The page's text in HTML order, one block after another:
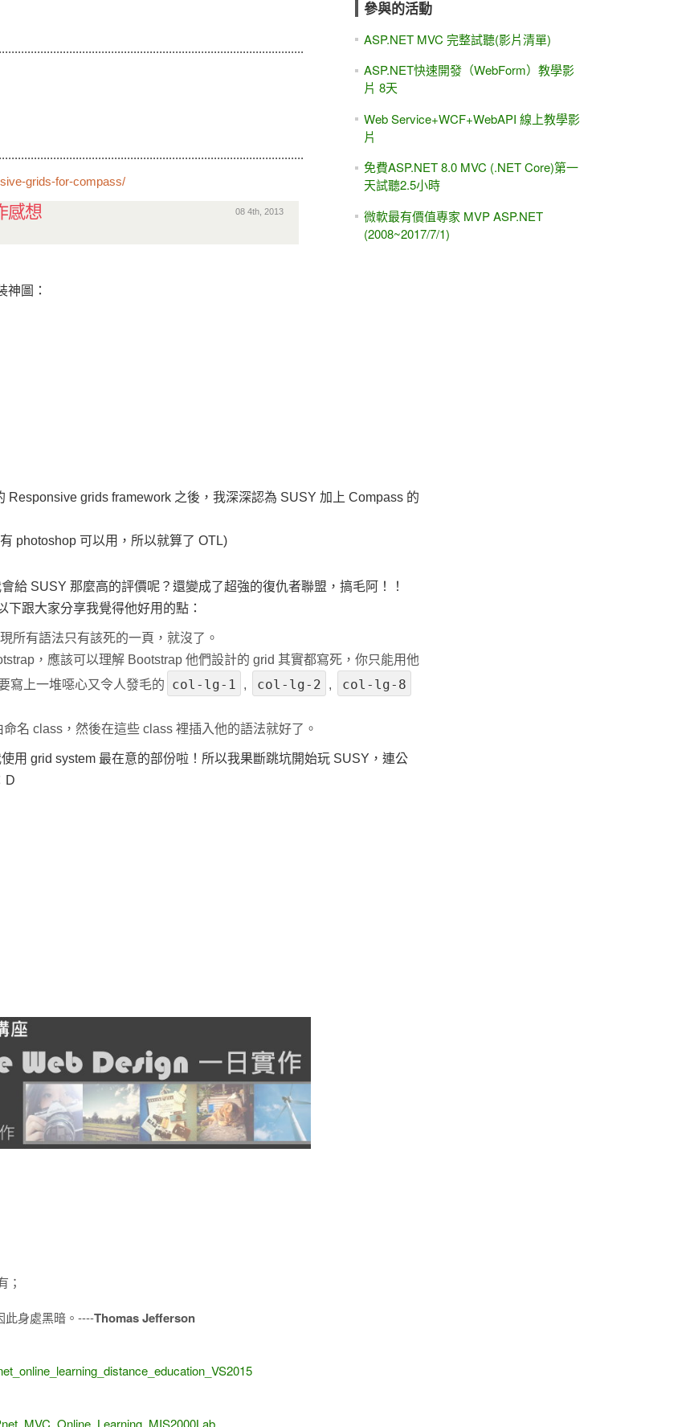
grids-for-compass/
感想 08 4th, 2013
神圖：
Responsive grids framework 之後，我深深認為 SUSY 加上 Compass 的
photoshop 可以用，所以就算了 OTL)
給 SUSY 那麼高的評價呢？還變成了超強的復仇者聯盟，搞毛阿！！
下跟大家分享我覺得他好用的點：
所有語法只有該死的一頁，就沒了。
，應該可以理解 Bootstrap 他們設計的 grid 其實都寫死，你只能用他
寫上一堆噁心又令人發毛的
col-lg-1 , col-lg-2 , col-lg-8
名 class，然後在這些 class 裡插入他的語法就好了。
用 grid system 最在意的部份啦！所以我果斷跳坑開始玩 SUSY，連公
D
；
此身處黑暗。----Thomas Jefferson
參與的活動
ASP.NET MVC 完整試聽(影片清單)
ASP.NET快速開發（WebForm）教學影
片 8天
Web Service+WCF+WebAPI 線上教學影
片
免費ASP.NET 8.0 MVC (.NET Core)第一
天試聽2.5小時
微軟最有價值專家 MVP ASP.NET
(2008~2017/7/1)